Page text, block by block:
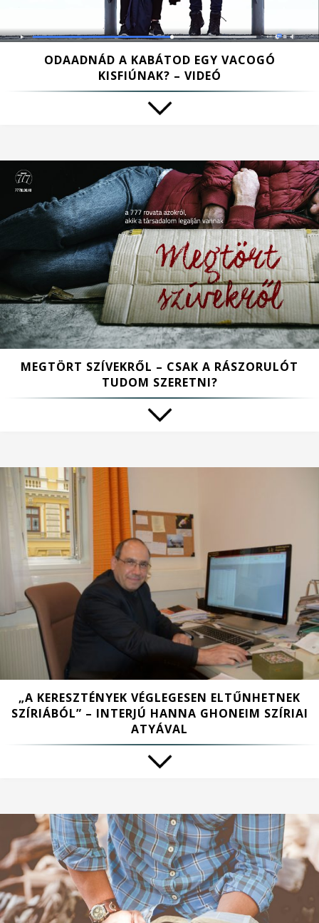
ODAADNÁD A KABÁTOD EGY VACOGÓ
KISFIÚNAK? – VIDEÓ
MEGTÖRT SZÍVEKRŐL – CSAK A RÁSZORULÓT
TUDOM SZERETNI?
„A KERESZTÉNYEK VÉGLEGESEN ELTŰNHETNEK
SZÍRIÁBÓL” – INTERJÚ HANNA GHONEIM SZÍRIAI
ATYÁVAL